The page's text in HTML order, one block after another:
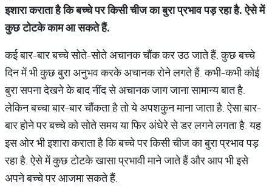
इशारा कराता है कि बच्चे पर किसी चीज का बुरा प्रभाव पड़ रहा है. ऐसे में
कुछ टोटके काम आ सकते हैं.
कई बार-बार बच्चे सोते-सोते अचानक चौंक कर उठ जाते हैं. कुछ बच्चे
दिन में भी कुछ बुरा अनुभव करके अचानक रोने लगते हैं. कभी-कभी कोई
बुरा सपना देखने के बाद नींद से अचानक जाग जाना सामान्य बात है.
लेकिन बच्चा बार-बार चौंकता है तो ये अपशकुन माना जाता है. ऐसा बार-
बार होने पर बच्चे को सोते समय या फिर अंधेरे से डर लगने लगता है. यह
इस ओर भी इशारा कराता है कि बच्चे पर किसी चीज का बुरा प्रभाव पड़
रहा है. ऐसे में कुछ टोटके खासा प्रभावी माने जाते हैं और आप भी इसे
अपने बच्चे पर आजमा सकते हैं.